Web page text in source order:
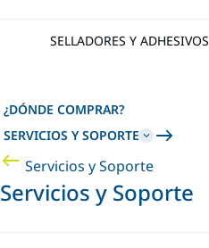
SELLADORES Y ADHESIVOS
¿DÓNDE COMPRAR?
SERVICIOS Y SOPORTE
Servicios y Soporte
Servicios y Soporte